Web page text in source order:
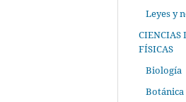
Leyes y
CIENCIAS
FÍSICAS
Biología
Botánica